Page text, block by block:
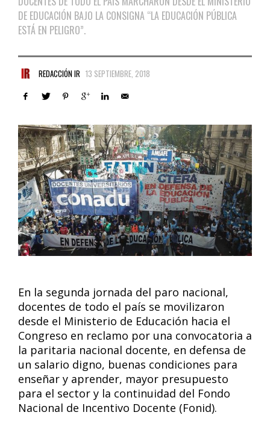
DE EDUCACIÓN BAJO LA CONSIGNA “LA EDUCACIÓN PÚBLICA
ESTÁ EN PELIGRO”.
REDACCIÓN IR 13 SEPTIEMBRE, 2018
En la segunda jornada del paro nacional,
docentes de todo el país se movilizaron
desde el Ministerio de Educación hacia el
Congreso en reclamo por una convocatoria a
la paritaria nacional docente, en defensa de
un salario digno, buenas condiciones para
enseñar y aprender, mayor presupuesto
para el sector y la continuidad del Fondo
Nacional de Incentivo Docente (Fonid).